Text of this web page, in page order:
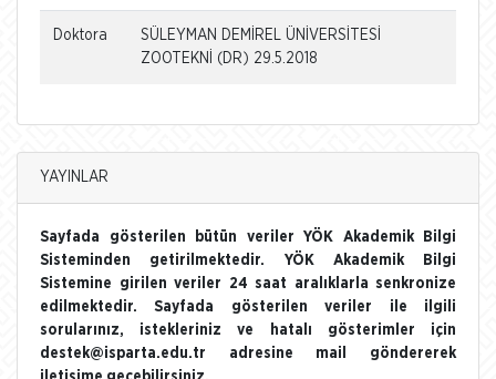
Doktora
SÜLEYMAN DEMİREL ÜNİVERSİTESİ
ZOOTEKNİ (DR) 29.5.2018
YAYINLAR
Sayfada gösterilen bütün veriler YÖK Akademik Bilgi
Sisteminden getirilmektedir. YÖK Akademik Bilgi
Sistemine girilen veriler 24 saat aralıklarla senkronize
edilmektedir. Sayfada gösterilen veriler ile ilgili
sorularınız, istekleriniz ve hatalı gösterimler için
destek@isparta.edu.tr adresine mail göndererek